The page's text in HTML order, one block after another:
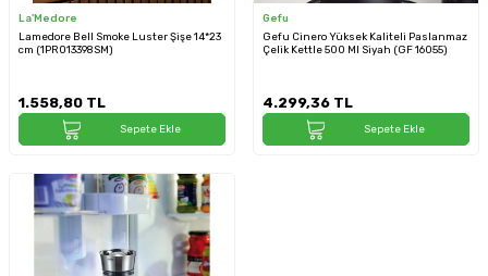
La'Medore
Lamedore Bell Smoke Luster Şişe 14*23
cm (1PRO13398SM)
1.558,80 TL
Sepete Ekle
Gefu
Gefu Cinero Yüksek Kaliteli Paslanmaz
Çelik Kettle 500 Ml Siyah (GF 16055)
4.299,36 TL
Sepete Ekle